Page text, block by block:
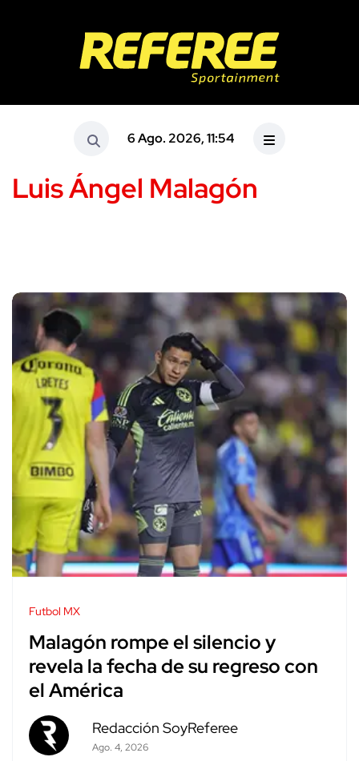
6 Ago. 2026, 11:54
Luis Ángel Malagón
Futbol MX
Malagón rompe el silencio y
revela la fecha de su regreso con
el América
Redacción SoyReferee
Ago. 4, 2026